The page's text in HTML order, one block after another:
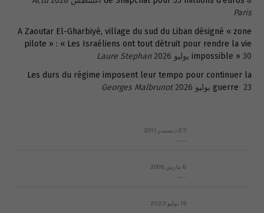
Paris
A Zaoutar El-Gharbiyé, village du sud du Liban désigné « zone
pilote » : « Les Israéliens ont tout détruit pour rendre la vie
impossible » 30 يوليو 2026
Laure Stephan
Les durs du régime imposent leur tempo pour continuer la
guerre 23 يوليو 2026 Georges Malbrunot
23 ديسمبر 2011
8 مارس 2008
19 يوليو 2023